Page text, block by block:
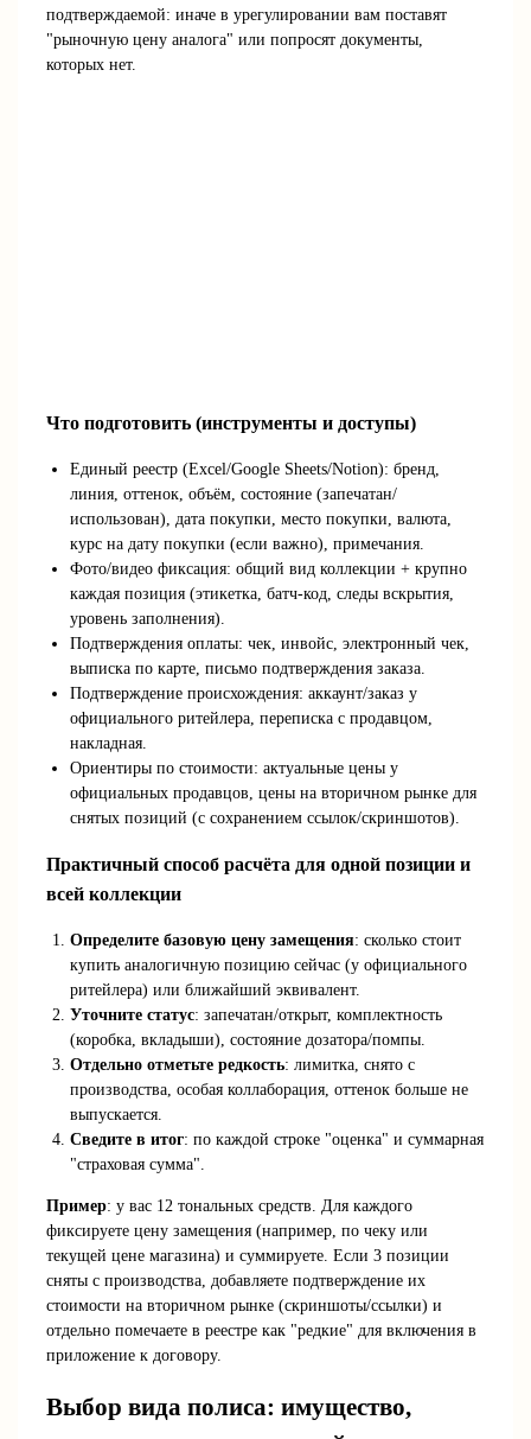
подтверждаемой: иначе в урегулировании вам поставят
"рыночную цену аналога" или попросят документы,
которых нет.
Что подготовить (инструменты и доступы)
Единый реестр (Excel/Google Sheets/Notion): бренд,
линия, оттенок, объём, состояние (запечатан/
использован), дата покупки, место покупки, валюта,
курс на дату покупки (если важно), примечания.
Фото/видео фиксация: общий вид коллекции + крупно
каждая позиция (этикетка, батч‑код, следы вскрытия,
уровень заполнения).
Подтверждения оплаты: чек, инвойс, электронный чек,
выписка по карте, письмо подтверждения заказа.
Подтверждение происхождения: аккаунт/заказ у
официального ритейлера, переписка с продавцом,
накладная.
Ориентиры по стоимости: актуальные цены у
официальных продавцов, цены на вторичном рынке для
снятых позиций (с сохранением ссылок/скриншотов).
Практичный способ расчёта для одной позиции и
всей коллекции
Определите базовую цену замещения: сколько стоит
купить аналогичную позицию сейчас (у официального
ритейлера) или ближайший эквивалент.
Уточните статус: запечатан/открыт, комплектность
(коробка, вкладыши), состояние дозатора/помпы.
Отдельно отметьте редкость: лимитка, снято с
производства, особая коллаборация, оттенок больше не
выпускается.
Сведите в итог: по каждой строке "оценка" и суммарная
"страховая сумма".
Пример: у вас 12 тональных средств. Для каждого
фиксируете цену замещения (например, по чеку или
текущей цене магазина) и суммируете. Если 3 позиции
сняты с производства, добавляете подтверждение их
стоимости на вторичном рынке (скриншоты/ссылки) и
отдельно помечаете в реестре как "редкие" для включения в
приложение к договору.
Выбор вида полиса: имущество,